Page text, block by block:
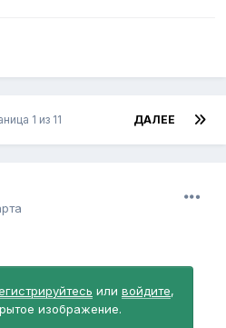
ДАЛЕЕ
1 из 11
или войдите,
изображение.